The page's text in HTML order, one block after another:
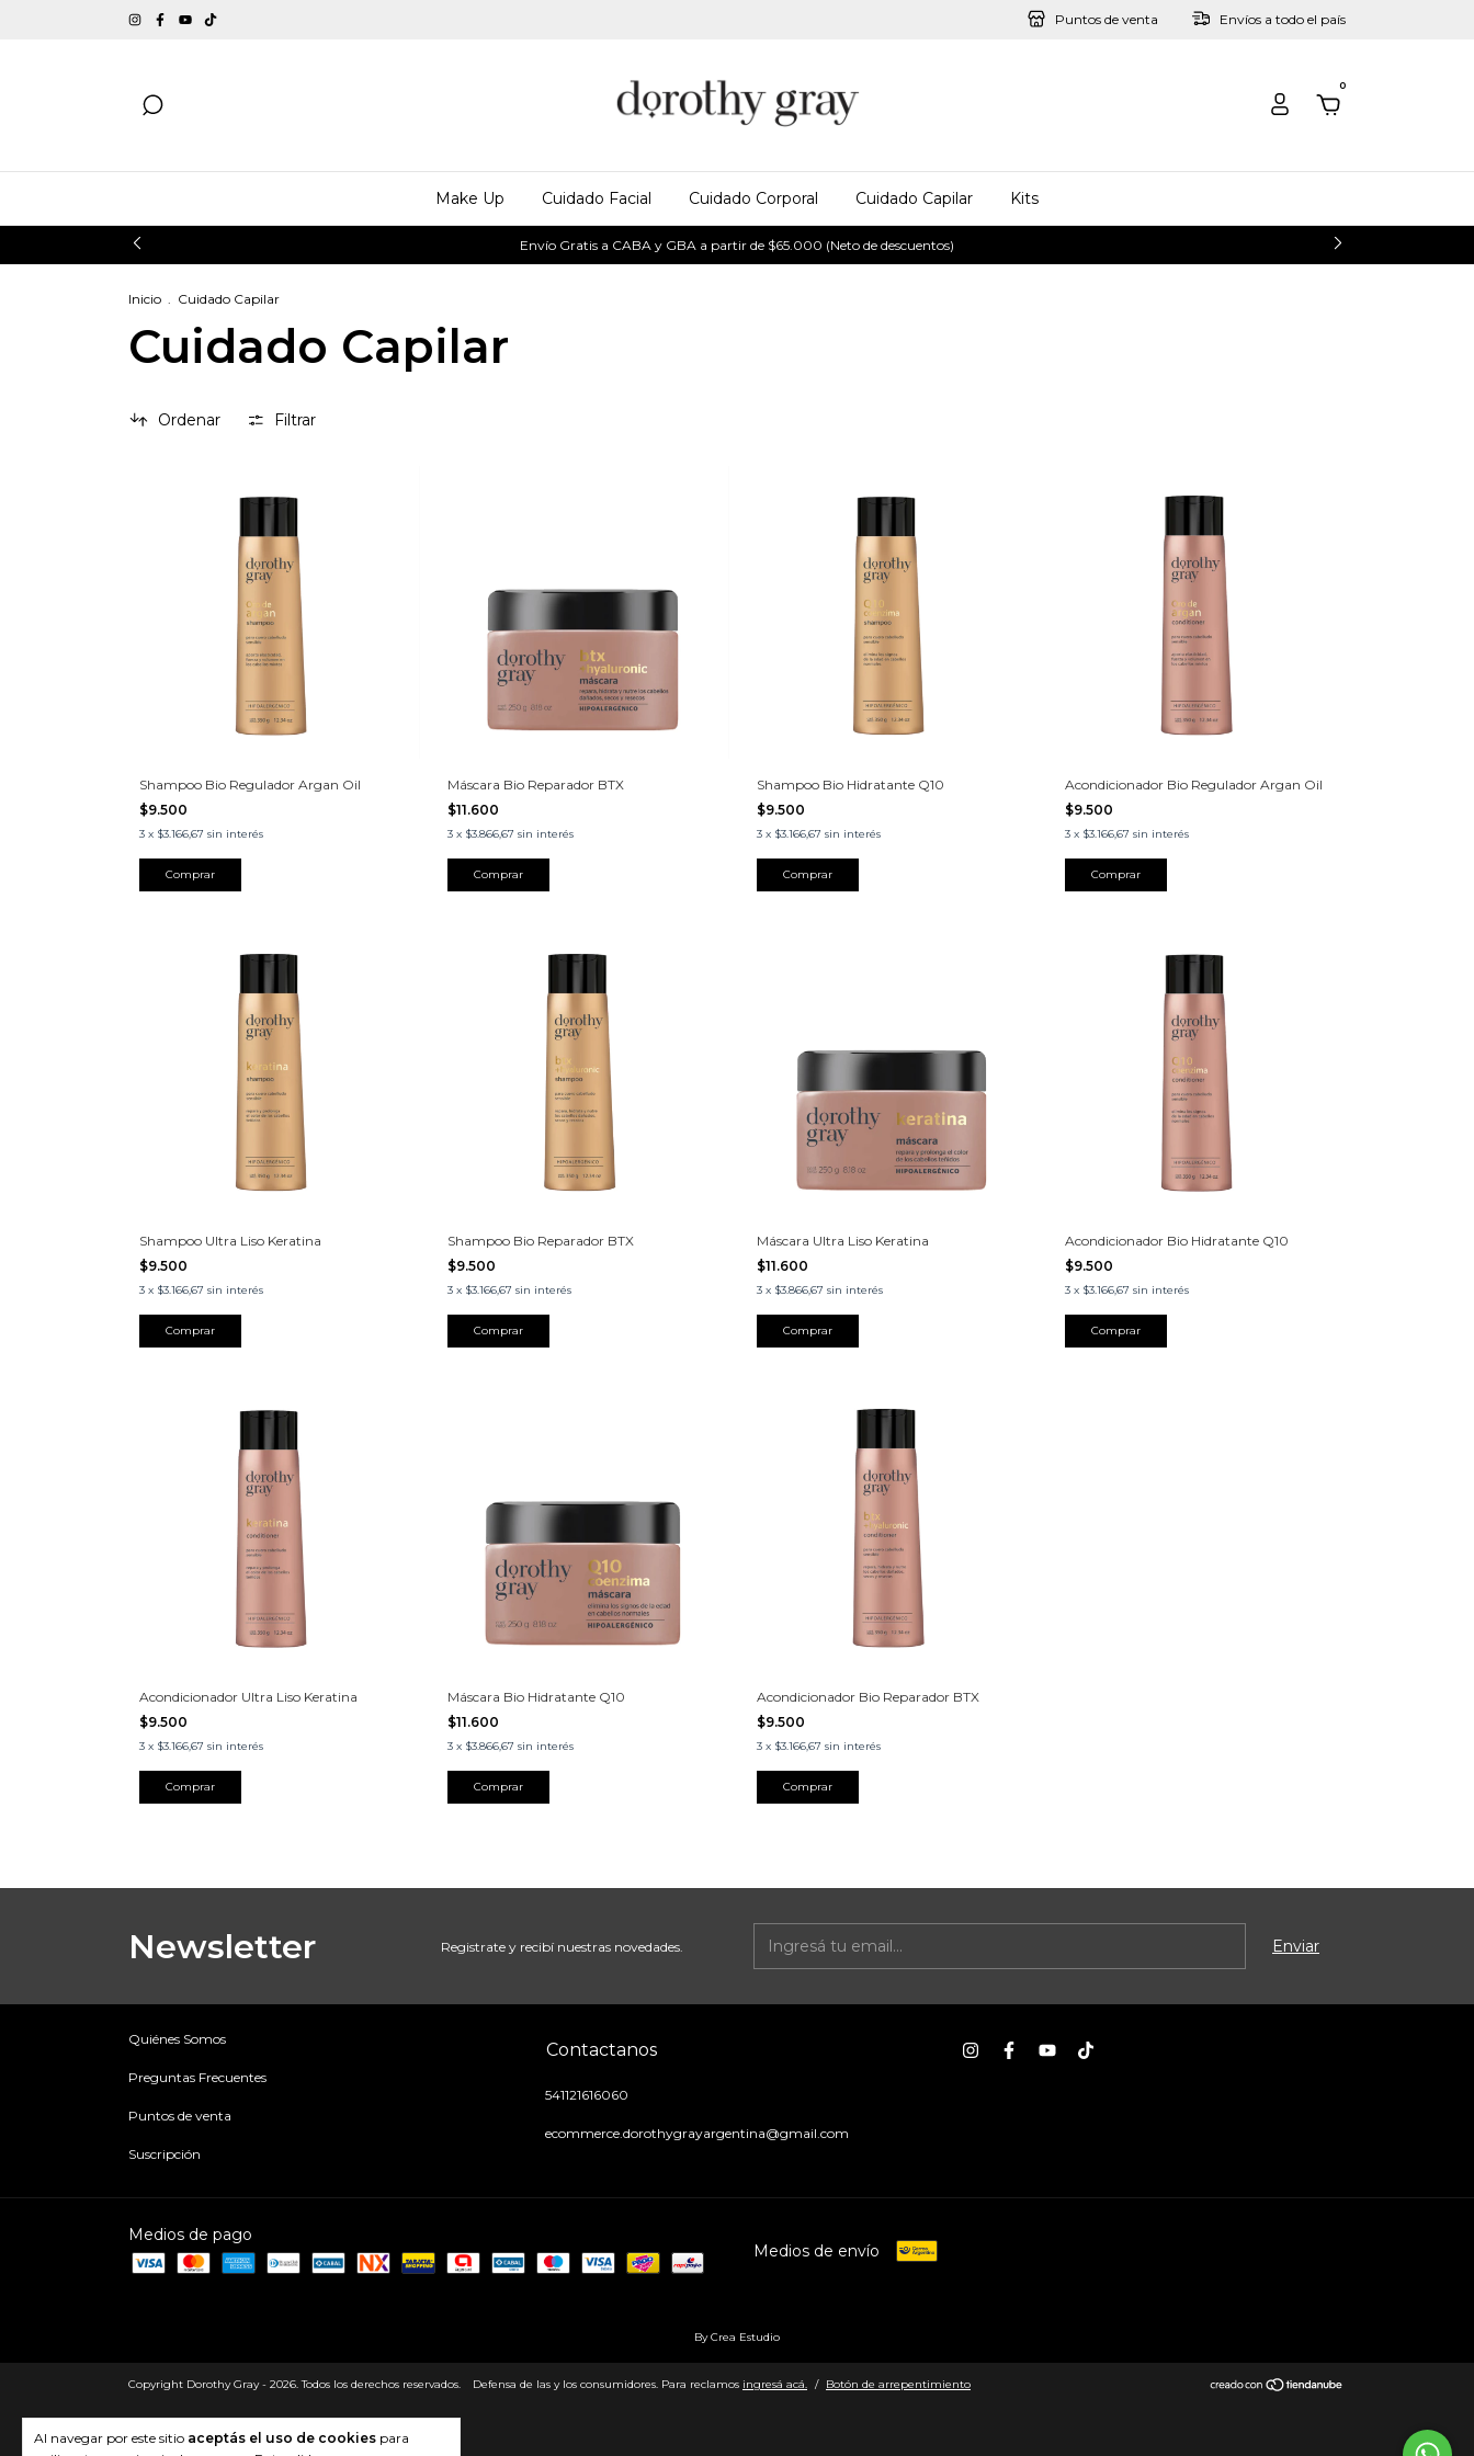
Puntos de venta Envíos a todo el país
0
Make Up Cuidado Facial Cuidado Corporal Cuidado Capilar Kits
Envío Gratis a CABA y GBA a partir de $65.000 (Neto de descuentos)
Al navegar por este sitio aceptás el uso de cookies para
Inicio Cuidado Capilar
Cuidado Capilar
Ordenar Filtrar
Shampoo Bio Regulador Argan Oil
$9.500
3 x $3.166,67 sin interés
Máscara Bio Reparador BTX
$11.600
3 x $3.866,67 sin interés
Shampoo Bio Hidratante Q10
$9.500
3 x $3.166,67 sin interés
Acondicionador Bio Regulador Argan Oil
$9.500
3 x $3.166,67 sin interés
Shampoo Ultra Liso Keratina
$9.500
3 x $3.166,67 sin interés
Shampoo Bio Reparador BTX
$9.500
3 x $3.166,67 sin interés
Máscara Ultra Liso Keratina
$11.600
3 x $3.866,67 sin interés
Acondicionador Bio Hidratante Q10
$9.500
3 x $3.166,67 sin interés
Acondicionador Ultra Liso Keratina
$9.500
3 x $3.166,67 sin interés
Máscara Bio Hidratante Q10
$11.600
3 x $3.866,67 sin interés
Acondicionador Bio Reparador BTX
$9.500
3 x $3.166,67 sin interés
Newsletter Registrate y recibí nuestras novedades.
Quiénes Somos
Preguntas Frecuentes
Puntos de venta
Suscripción
Contactanos
541121616060
ecommerce.dorothygrayargentina@gmail.com
Medios de pago
Medios de envío
By Crea Estudio
Copyright Dorothy Gray - 2026. Todos los derechos reservados. Defensa de las y los consumidores. Para reclamos ingresá acá. / Botón de arrepentimiento